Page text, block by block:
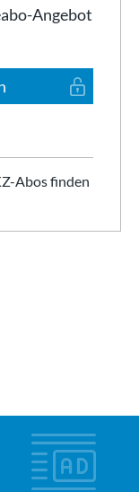
Angebot
Abos finden